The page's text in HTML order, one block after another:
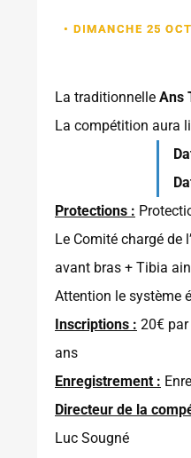
• DIMANCHE 25
La traditionnelle Ans
La compétition aura
Protections :
Le Comité chargé de
avant bras + Tibia
Attention le système
Inscriptions : 20€
ans
Enregistrement :
Directeur de la
Luc Sougné